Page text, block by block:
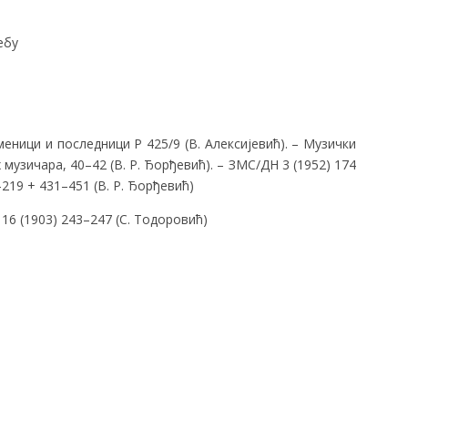
и последници P 425/9 (В. Алексијевић). – Музички
музичара, 40–42 (В. Р. Ђорђевић). – ЗМС/ДН 3 (1952) 174
+ 431–451 (В. Р. Ђорђевић)
(1903) 243–247 (С. Тодоровић)